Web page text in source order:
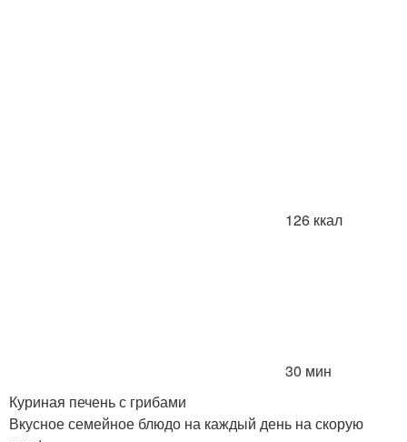
126 ккал
30 мин
Куриная печень с грибами
Вкусное семейное блюдо на каждый день на скорую